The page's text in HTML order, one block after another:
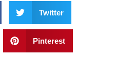
Twitter
Pinterest